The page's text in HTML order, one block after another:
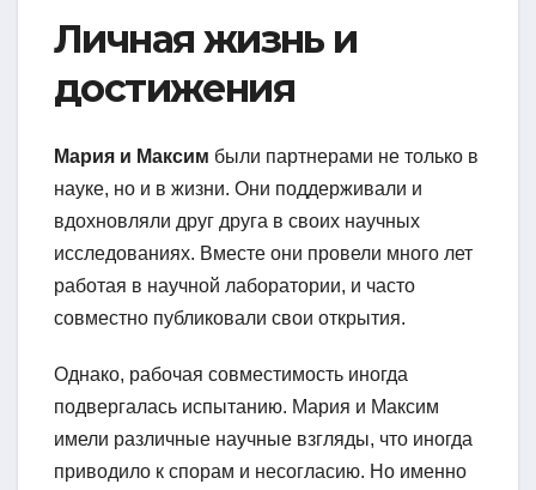
Личная жизнь и
достижения
Мария и Максим были партнерами не только в
науке, но и в жизни. Они поддерживали и
вдохновляли друг друга в своих научных
исследованиях. Вместе они провели много лет
работая в научной лаборатории, и часто
совместно публиковали свои открытия.
Однако, рабочая совместимость иногда
подвергалась испытанию. Мария и Максим
имели различные научные взгляды, что иногда
приводило к спорам и несогласию. Но именно